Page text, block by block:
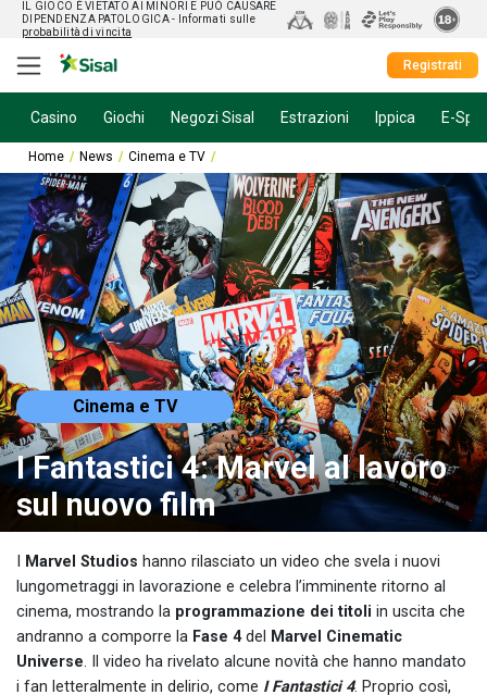
IL GIOCO È VIETATO AI MINORI E PUÒ CAUSARE
DIPENDENZA PATOLOGICA - Informati sulle
probabilità di vincita
Registrati
Casino Giochi Negozi Sisal Estrazioni Ippica E-
Home News Cinema e TV
Cinema e TV
I Fantastici 4: Marvel al lavoro
sul nuovo film
Marvel Studios hanno rilasciato un video che svela i nuovi
lungometraggi in lavorazione e celebra l’imminente ritorno al
cinema, mostrando la programmazione dei titoli in uscita che
andranno a comporre la Fase 4del
Marvel Cinematic
Universe. Il video ha rivelato alcune novità che hanno mandato
i fan letteralmente in delirio, come I Fantastici 4. Proprio così,